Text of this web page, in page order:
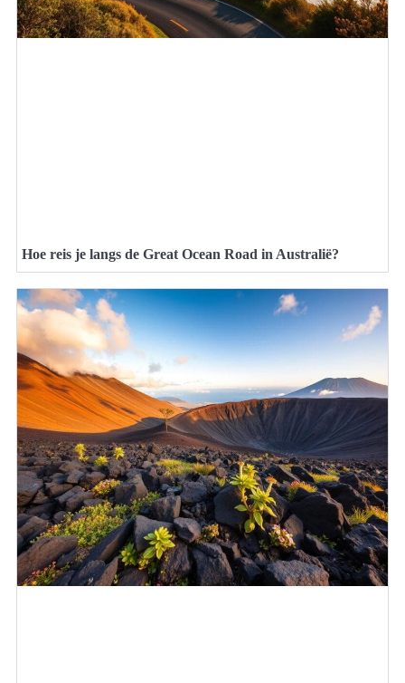
Hoe reis je langs de Great Ocean Road in Australië?